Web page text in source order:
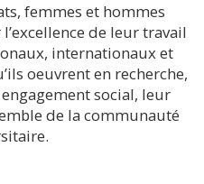
femmes et hommes
de leur travail
internationaux et
oeuvrent en recherche,
social, leur
de la communauté